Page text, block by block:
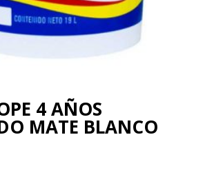
4 AÑOS
MATE BLANCO